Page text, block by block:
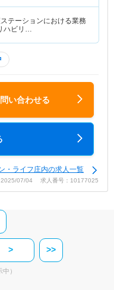
テーションにおける業務
ハビリ…
い合わせる
・ライフ庄内の求人一覧
2025/07/04 求人番号：10177025
> >>
）